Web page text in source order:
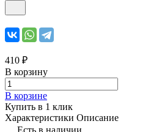
410 ₽
В корзину
В корзине
Купить в 1 клик
Характеристики Описание
Есть в наличии